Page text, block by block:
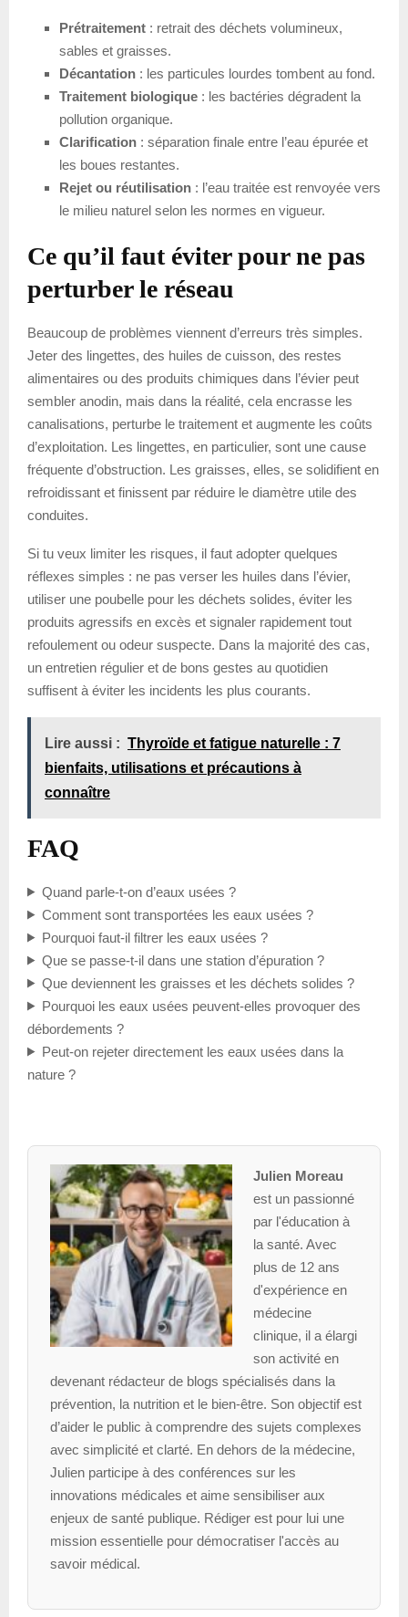
Prétraitement : retrait des déchets volumineux,
sables et graisses.
Décantation : les particules lourdes tombent au fond.
Traitement biologique : les bactéries dégradent la
pollution organique.
Clarification : séparation finale entre l’eau épurée et
les boues restantes.
Rejet ou réutilisation : l’eau traitée est renvoyée vers
le milieu naturel selon les normes en vigueur.
Ce qu’il faut éviter pour ne pas
perturber le réseau
Beaucoup de problèmes viennent d’erreurs très simples.
Jeter des lingettes, des huiles de cuisson, des restes
alimentaires ou des produits chimiques dans l’évier peut
sembler anodin, mais dans la réalité, cela encrasse les
canalisations, perturbe le traitement et augmente les coûts
d’exploitation. Les lingettes, en particulier, sont une cause
fréquente d’obstruction. Les graisses, elles, se solidifient en
refroidissant et finissent par réduire le diamètre utile des
conduites.
Si tu veux limiter les risques, il faut adopter quelques
réflexes simples : ne pas verser les huiles dans l’évier,
utiliser une poubelle pour les déchets solides, éviter les
produits agressifs en excès et signaler rapidement tout
refoulement ou odeur suspecte. Dans la majorité des cas,
un entretien régulier et de bons gestes au quotidien
suffisent à éviter les incidents les plus courants.
Lire aussi : Thyroïde et fatigue naturelle : 7
bienfaits, utilisations et précautions à
connaître
FAQ
Quand parle-t-on d’eaux usées ?
Comment sont transportées les eaux usées ?
Pourquoi faut-il filtrer les eaux usées ?
Que se passe-t-il dans une station d’épuration ?
Que deviennent les graisses et les déchets solides ?
Pourquoi les eaux usées peuvent-elles provoquer des
débordements ?
Peut-on rejeter directement les eaux usées dans la
nature ?
Julien Moreau
est un passionné
par l'éducation à
la santé. Avec
plus de 12 ans
d'expérience en
médecine
clinique, il a élargi
son activité en
devenant rédacteur de blogs spécialisés dans la
prévention, la nutrition et le bien-être. Son objectif est
d’aider le public à comprendre des sujets complexes
avec simplicité et clarté. En dehors de la médecine,
Julien participe à des conférences sur les
innovations médicales et aime sensibiliser aux
enjeux de santé publique. Rédiger est pour lui une
mission essentielle pour démocratiser l'accès au
savoir médical.